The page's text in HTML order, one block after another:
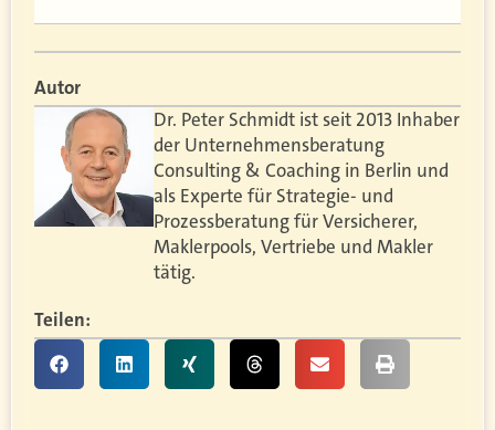
Autor
Dr. Peter Schmidt ist seit 2013 Inhaber
der Unternehmensberatung
Consulting & Coaching in Berlin und
als Experte für Strategie- und
Prozessberatung für Versicherer,
Maklerpools, Vertriebe und Makler
tätig.
Teilen: